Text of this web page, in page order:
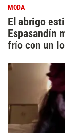
MODA
El abrigo
Espasandín
frío con un